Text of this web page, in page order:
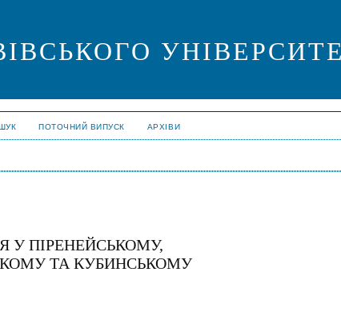
ПОТОЧНИЙ ВИПУСК АРХІВИ
У ПІРЕНЕЙСЬКОМУ,
ТА КУБИНСЬКОМУ